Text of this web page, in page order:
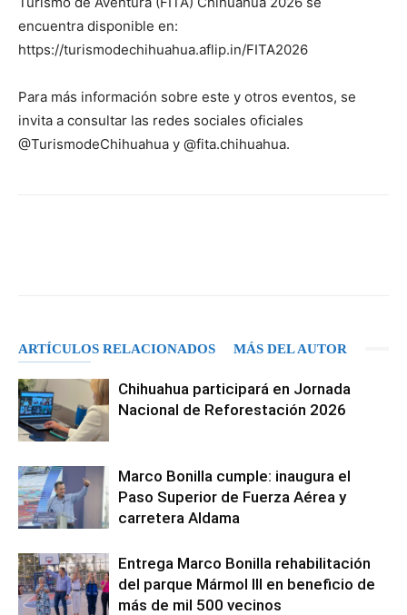
encuentra disponible en:
https://turismodechihuahua.aflip.in/FITA2026
Para más información sobre este y otros eventos, se
invita a consultar las redes sociales oficiales
@TurismodeChihuahua y @fita.chihuahua.
ARTÍCULOS RELACIONADOS MÁS DEL AUTOR
Chihuahua participará en Jornada
Nacional de Reforestación 2026
Marco Bonilla cumple: inaugura el
Paso Superior de Fuerza Aérea y
carretera Aldama
Entrega Marco Bonilla rehabilitación
del parque Mármol III en beneficio de
más de mil 500 vecinos